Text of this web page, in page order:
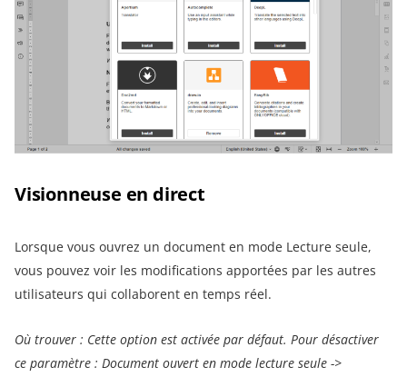
Visionneuse en direct
Lorsque vous ouvrez un document en mode Lecture seule,
vous pouvez voir les modifications apportées par les autres
utilisateurs qui collaborent en temps réel.
Où trouver : Cette option est activée par défaut. Pour désactiver
ce paramètre : Document ouvert en mode lecture seule ->